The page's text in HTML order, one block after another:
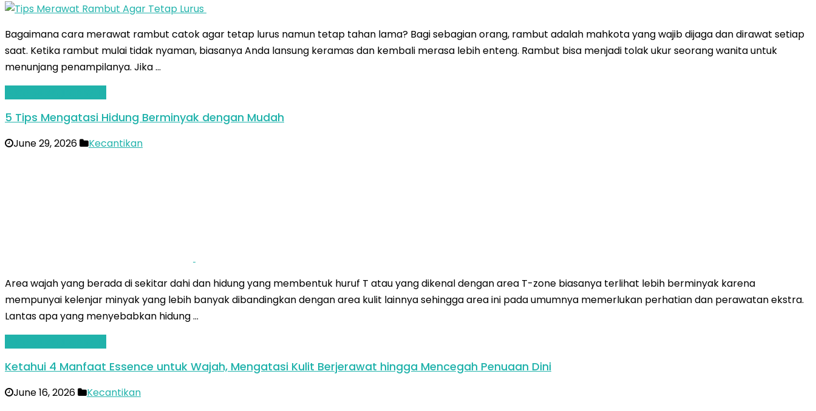
Bagaimana cara merawat rambut catok agar tetap lurus namun tetap tahan lama? Bagi sebagian orang, rambut adalah mahkota yang wajib dijaga dan dirawat setiap
saat. Ketika rambut mulai tidak nyaman, biasanya Anda lansung keramas dan kembali merasa lebih enteng. Rambut bisa menjadi tolak ukur seorang wanita untuk
menunjang penampilanya. Jika …
5 Tips Mengatasi Hidung Berminyak dengan Mudah
June 29, 2026 Kecantikan
Area wajah yang berada di sekitar dahi dan hidung yang membentuk huruf T atau yang dikenal dengan area T-zone biasanya terlihat lebih berminyak karena
mempunyai kelenjar minyak yang lebih banyak dibandingkan dengan area kulit lainnya sehingga area ini pada umumnya memerlukan perhatian dan perawatan ekstra.
Lantas apa yang menyebabkan hidung …
Ketahui 4 Manfaat Essence untuk Wajah, Mengatasi Kulit Berjerawat hingga Mencegah Penuaan Dini
June 16, 2026 Kecantikan